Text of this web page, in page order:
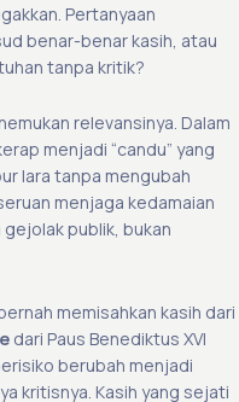
Pertanyaan
benar-benar kasih, atau
tanpa kritik?
relevansinya. Dalam
menjadi “candu” yang
lara tanpa mengubah
menjaga kedamaian
publik, bukan
memisahkan kasih dari
dari Paus Benediktus XVI
berubah menjadi
kritisnya. Kasih yang sejati